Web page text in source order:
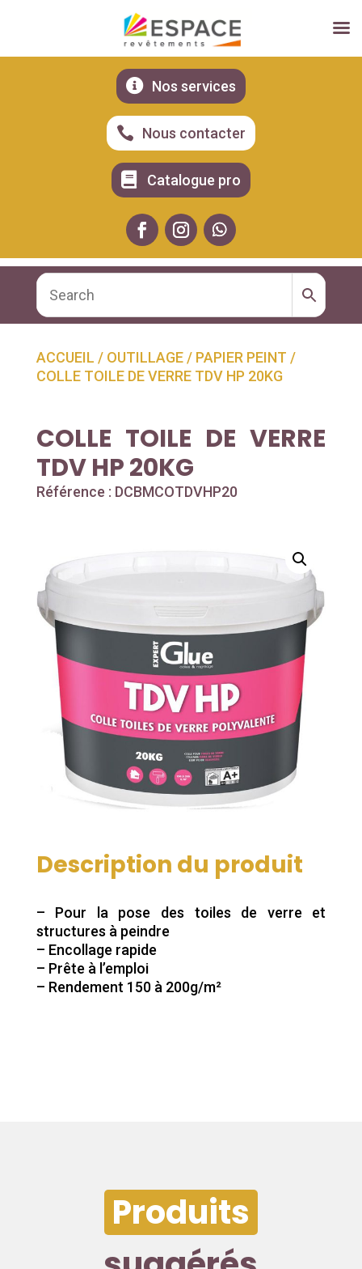
 Nos services
 Nous contacter
 Catalogue pro
ACCUEIL / OUTILLAGE/ PAPIER PEINT /
COLLE TOILE DE VERRE TDV HP 20KG
COLLE TOILE DE VERRE
TDV HP 20KG
Référence : DCBMCOTDVHP20
Description du produit
– Pour la pose des toiles de verre et
structures à peindre
– Encollage rapide
– Prête à l’emploi
– Rendement 150 à 200g/m²
Produits